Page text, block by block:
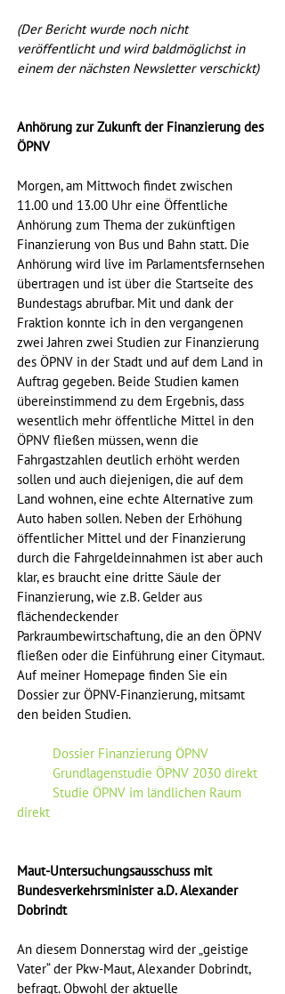
(Der Bericht wurde noch nicht
veröffentlicht und wird baldmöglichst in
einem der nächsten Newsletter verschickt)
Anhörung zur Zukunft der Finanzierung des
ÖPNV
Morgen, am Mittwoch findet zwischen
11.00 und 13.00 Uhr eine Öffentliche
Anhörung zum Thema der zukünftigen
Finanzierung von Bus und Bahn statt. Die
Anhörung wird live im Parlamentsfernsehen
übertragen und ist über die Startseite des
Bundestags abrufbar. Mit und dank der
Fraktion konnte ich in den vergangenen
zwei Jahren zwei Studien zur Finanzierung
des ÖPNV in der Stadt und auf dem Land in
Auftrag gegeben. Beide Studien kamen
übereinstimmend zu dem Ergebnis, dass
wesentlich mehr öffentliche Mittel in den
ÖPNV fließen müssen, wenn die
Fahrgastzahlen deutlich erhöht werden
sollen und auch diejenigen, die auf dem
Land wohnen, eine echte Alternative zum
Auto haben sollen. Neben der Erhöhung
öffentlicher Mittel und der Finanzierung
durch die Fahrgeldeinnahmen ist aber auch
klar, es braucht eine dritte Säule der
Finanzierung, wie z.B. Gelder aus
flächendeckender
Parkraumbewirtschaftung, die an den ÖPNV
fließen oder die Einführung einer Citymaut.
Auf meiner Homepage finden Sie ein
Dossier zur ÖPNV-Finanzierung, mitsamt
den beiden Studien.
Dossier Finanzierung ÖPNV
Grundlagenstudie ÖPNV 2030 direkt
Studie ÖPNV im ländlichen Raum
direkt
Maut-Untersuchungsausschuss mit
Bundesverkehrsminister a.D. Alexander
Dobrindt
An diesem Donnerstag wird der „geistige
Vater“ der Pkw-Maut, Alexander Dobrindt,
befragt. Obwohl der aktuelle